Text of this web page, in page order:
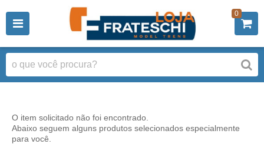
0
O item solicitado não foi encontrado.
Abaixo seguem alguns produtos selecionados especialmente
para você.